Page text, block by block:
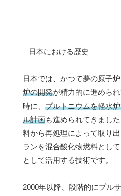
– 日本における歴史
日本では、かつて夢の原子炉
炉の開発が精力的に進めら
時に、 プルトニウムを軽水
ル計画も進められてきまし
料から再処理によって取り
ランを混合酸化物燃料とし
として活用する技術です。
2000年以降、段階的にプル